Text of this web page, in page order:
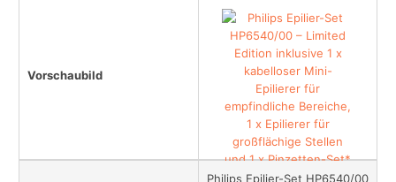
Vorschaubild
Philips Epilier-Set HP6540/00